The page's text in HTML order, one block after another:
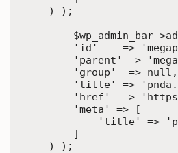
    ) );
'id'    =>
'parent' =>
        'group'  => null,
'title' =>
'href'  =>
        'meta' => [
'title' =>
        ]
    ) );